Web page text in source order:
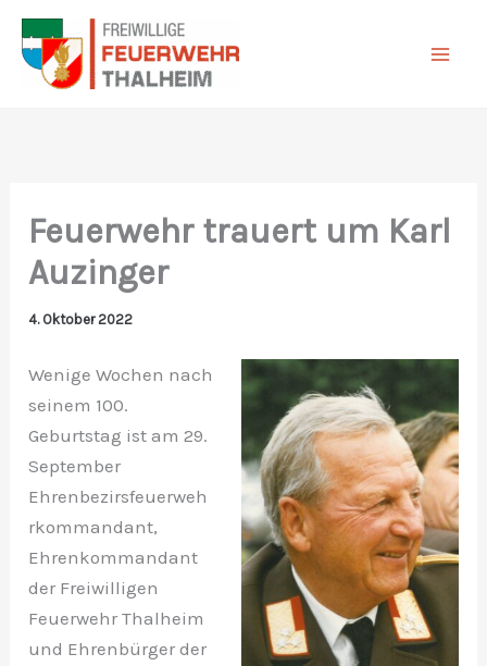
Zum
Inhalt
springen
Feuerwehr trauert um Karl
Auzinger
4. Oktober 2022
Wenige Wochen nach
seinem 100.
Geburtstag ist am 29.
September
Ehrenbezirsfeuerweh
rkommandant,
Ehrenkommandant
der Freiwilligen
Feuerwehr Thalheim
und Ehrenbürger der